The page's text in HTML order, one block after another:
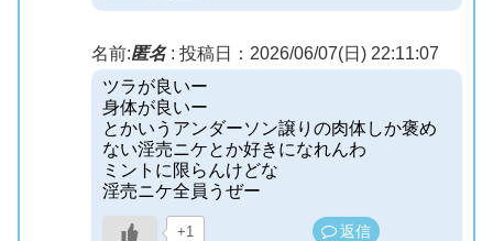
名前:匿名: 投稿日：2026/06/07(日) 22:11:07
ツラが良いー
身体が良いー
とかいうアンダーソン譲りの肉体しか褒め
ない淫売ニケとか好きになれんわ
ミントに限らんけどな
淫売ニケ全員うぜー
+1 返信